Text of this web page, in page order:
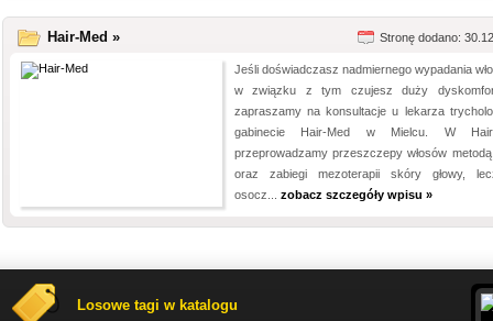
Hair-Med » Stronę dodano:
Jeśli doświadczasz nadmiernego wypadania
w związku z tym czujesz duży
zapraszamy na konsultacje u lekarza
gabinecie Hair-Med w Mielcu. W
przeprowadzamy przeszczepy włosów
oraz zabiegi mezoterapii skóry głowy,
osocz... zobacz szczegóły wpisu »
Losowe tagi w katalogu